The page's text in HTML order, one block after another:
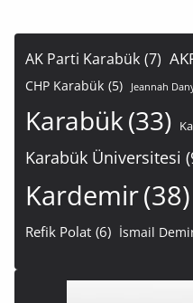
AK Parti Karabük (7)
CHP Karabük (5) Jeannah
Karabük(33)
Karabük Üniversitesi
Kardemir(38)
Refik Polat (6) İsmail